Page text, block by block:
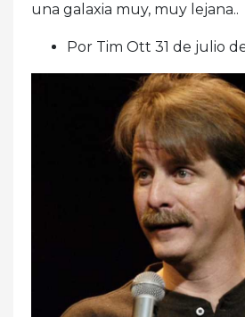
una galaxia muy, muy lejana..
Por Tim Ott 31 de julio